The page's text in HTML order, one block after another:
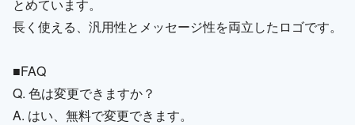
とめています。
長く使える、汎用性とメッセージ性を両立したロゴです。
■FAQ
Q. 色は変更できますか？
A. はい、無料で変更できます。